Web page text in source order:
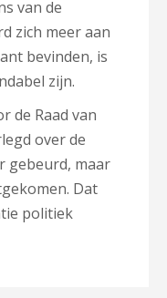
van de
zich meer aan
bevinden, is
zijn.
de Raad van
over de
gebeurd, maar
Dat
politiek